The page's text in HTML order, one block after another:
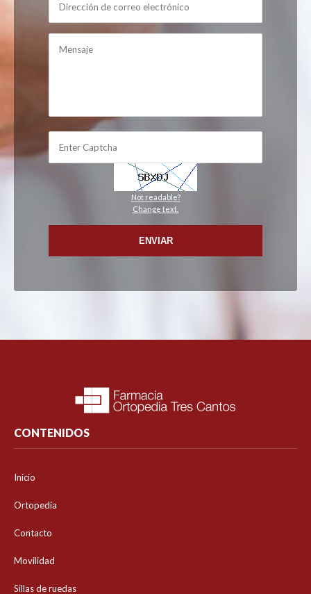
Not readable?
Change text.
ENVIAR
CONTENIDOS
Inicio
Ortopedia
Contacto
Movilidad
Sillas de ruedas